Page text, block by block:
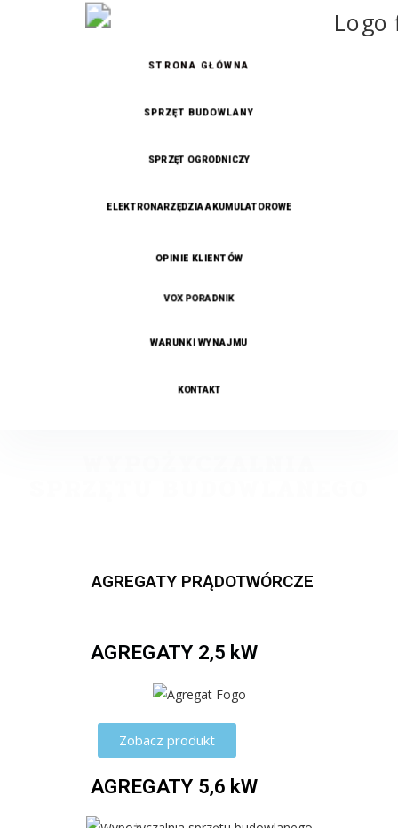
STRONA GŁÓWNA
SPRZĘT BUDOWLANY
SPRZĘT OGRODNICZY
ELEKTRONARZĘDZIA AKUMULATOROWE
OPINIE KLIENTÓW
VOX PORADNIK
WARUNKI WYNAJMU
KONTAKT
AGREGATY PRĄDOTWÓRCZE
AGREGATY 2,5 kW
Zobacz produkt
AGREGATY 5,6 kW